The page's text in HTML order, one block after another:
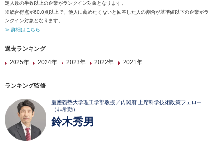
定人数の半数以上の企業がランクイン対象となります。
※総合得点が60.0点以上で、他人に薦めたくないと回答した人の割合が基準値以下の企業がラ
ンクイン対象となります。
≫ 詳細はこちら
過去ランキング
2025年
2024年 2023年 2022年 2021年
ランキング監修
慶應義塾大学理工学部教授／内閣府 上席科学技術政策フェロー
（非常勤）
鈴木秀男